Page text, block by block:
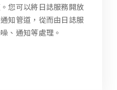
您可以將日誌服務開放
知管道，從而由日誌服
、通知等處理。